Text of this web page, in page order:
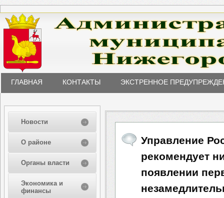
ГЛАВНАЯ КОНТАКТЫ ЭКСТРЕННОЕ
Новости
О районе
Органы власти
Экономика и
финансы
Управление
рекомендует
появлении